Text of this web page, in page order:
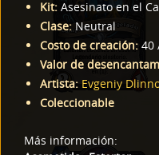
Kit: Asesinato en el
Clase: Neutral
Costo de creación: 40
Valor de
Artista: Evgeniy
Coleccionable
Más información: